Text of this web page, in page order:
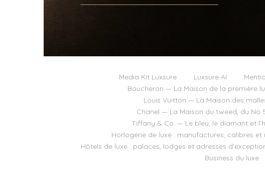
Media Kit Luxsure Luxsure AI
Boucheron — La Maison de la première
Louis Vuitton — La Maison des
Chanel — La Maison du tweed, du No
Tiffany & Co. — Le bleu, le diamant et
Horlogerie de luxe : manufactures, calibres et
Hôtels de luxe : palaces, lodges et adresses
Business du luxe